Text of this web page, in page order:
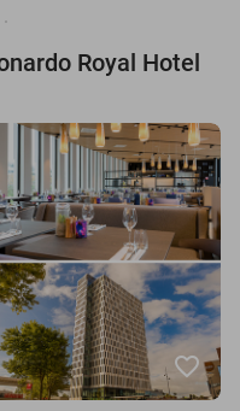
Royal Hotel
favorite_border